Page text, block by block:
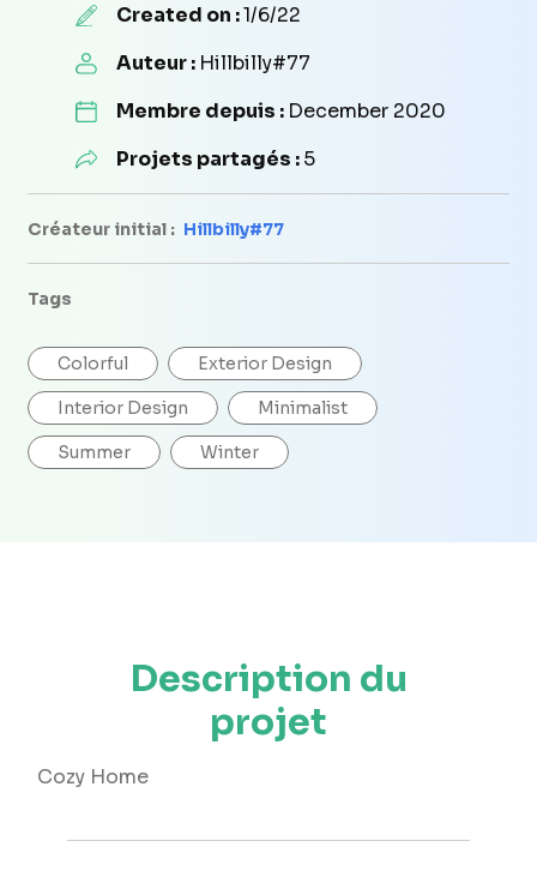
Created on :1/6/22
Auteur : Hillbilly#77
Membre depuis : December 2020
Projets partagés :5
Créateur initial : Hillbilly#77
Tags
Colorful Exterior Design
Interior Design Minimalist
Summer Winter
Description du
projet
Cozy Home